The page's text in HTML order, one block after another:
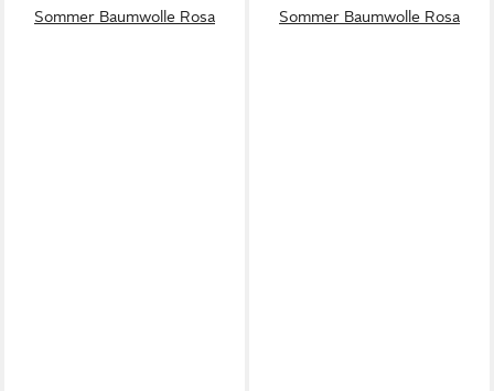
Sommer Baumwolle Rosa
Sommer Baumwolle Rosa